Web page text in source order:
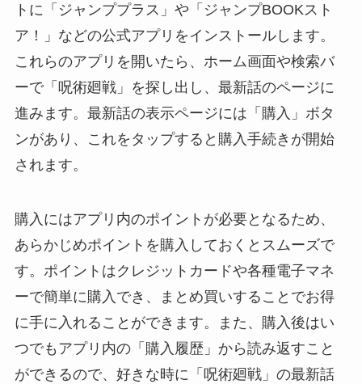
トに「ジャンププラス」や「ジャンプBOOKスト
ア！」などの公式アプリをインストールします。
これらのアプリを開いたら、ホーム画面や検索バ
ーで「呪術廻戦」を探し出し、最新話のページに
進みます。最新話の表示ページには「購入」ボタ
ンがあり、これをタップすると購入手続きが開始
されます。
購入にはアプリ内のポイントが必要となるため、
あらかじめポイントを購入しておくとスムーズで
す。ポイントはクレジットカードや各種電子マネ
ーで簡単に購入でき、まとめ買いすることでお得
に手に入れることができます。また、購入後はい
つでもアプリ内の「購入履歴」から読み返すこと
ができるので、好きな時に「呪術廻戦」の最新話